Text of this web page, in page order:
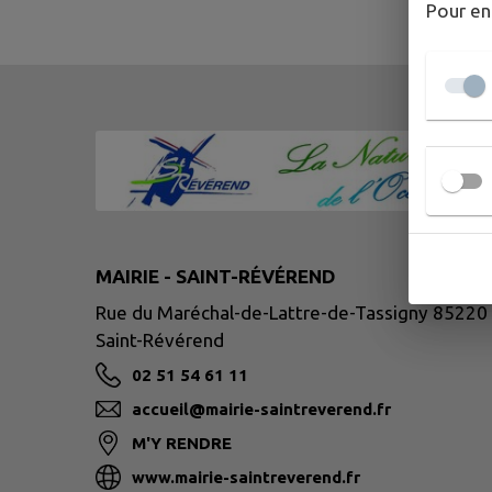
MAIRIE - SAINT-RÉVÉREND
Rue du Maréchal-de-Lattre-de-Tassigny 85220
Saint-Révérend
02 51 54 61 11
accueil@mairie-saintreverend.fr
M'Y RENDRE
www.mairie-saintreverend.fr
Pour